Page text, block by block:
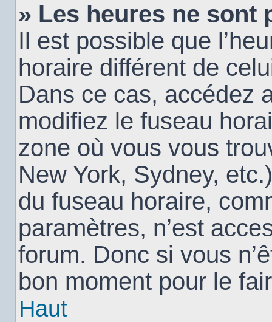
» Les heures ne sont
Il est possible que
horaire différent de
Dans ce cas, accédez
modifiez le fuseau
zone où vous vous
New York, Sydney,
du fuseau horaire,
paramètres, n’est
forum. Donc si vous
bon moment pour le
Haut